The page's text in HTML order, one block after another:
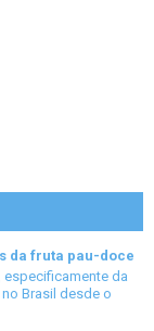
da fruta pau-doce
especificamente da
Brasil desde o